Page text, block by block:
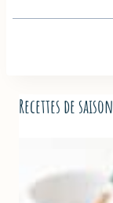
Recettes de saison